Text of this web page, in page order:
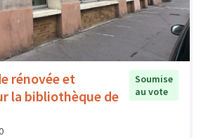
rénovée et
la bibliothèque de
Soumise
au vote